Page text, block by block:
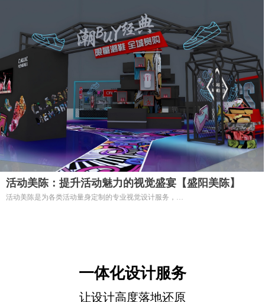
一体化设计服务
让设计高度落地还原
活动美陈：提升活动魅力的视觉盛宴【盛阳美陈】
活动美陈是为各类活动量身定制的专业视觉设计服务，